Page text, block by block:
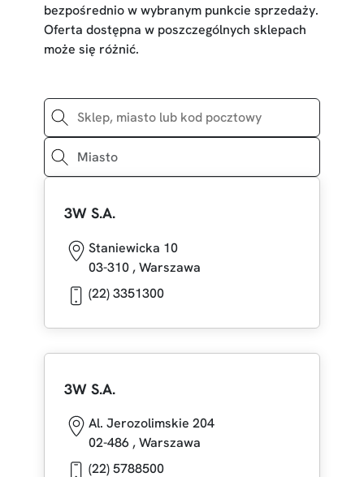
bezpośrednio w wybranym punkcie sprzedaży.
Oferta dostępna w poszczególnych sklepach
może się różnić.
3W S.A.
Staniewicka 10
03-310,Warszawa
(22) 3351300
3W S.A.
Al. Jerozolimskie 204
02-486,Warszawa
(22) 5788500